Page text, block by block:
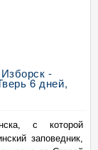
-
6 дней,
с которой
заповедник,